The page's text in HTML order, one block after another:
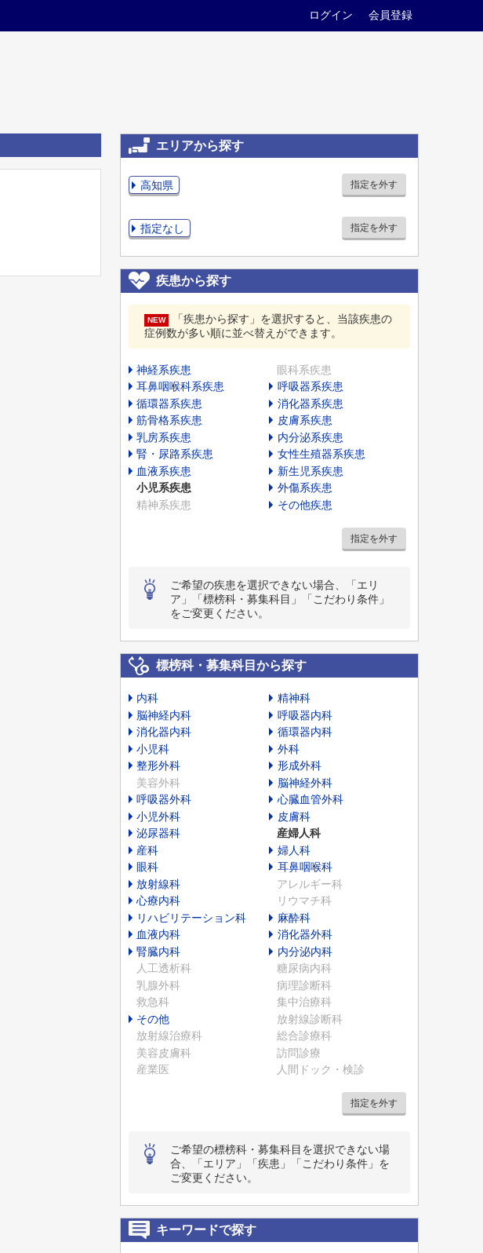
ログイン 会員登録
エリアから探す
高知県 指定を外す
指定なし 指定を外す
疾患から探す
NEW
「疾患から探す」を選択すると、当該疾患の
症例数が多い順に並べ替えができます。
神経系疾患
眼科系疾患
耳鼻咽喉科系疾患
呼吸器系疾患
循環器系疾患
消化器系疾患
筋骨格系疾患
皮膚系疾患
乳房系疾患
内分泌系疾患
腎・尿路系疾患
女性生殖器系疾患
血液系疾患
新生児系疾患
小児系疾患
外傷系疾患
精神系疾患
その他疾患
指定を外す
ご希望の疾患を選択できない場合、「エリ
ア」「標榜科・募集科目」「こだわり条件」
をご変更ください。
標榜科・募集科目から探す
内科
精神科
脳神経内科
呼吸器内科
消化器内科
循環器内科
小児科
外科
整形外科
形成外科
美容外科
脳神経外科
呼吸器外科
心臓血管外科
小児外科
皮膚科
泌尿器科
産婦人科
産科
婦人科
眼科
耳鼻咽喉科
放射線科
アレルギー科
心療内科
リウマチ科
リハビリテーション科
麻酔科
血液内科
消化器外科
腎臓内科
内分泌内科
人工透析科
糖尿病内科
乳腺外科
病理診断科
救急科
集中治療科
その他
放射線診断科
放射線治療科
総合診療科
美容皮膚科
訪問診療
産業医
人間ドック・検診
指定を外す
ご希望の標榜科・募集科目を選択できない場
合、「エリア」「疾患」「こだわり条件」を
ご変更ください。
キーワードで探す